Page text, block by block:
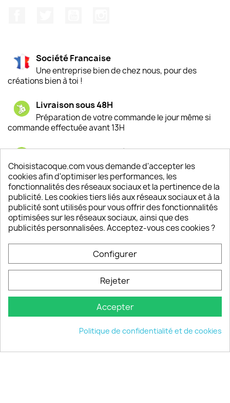
Société Francaise
Une entreprise bien de chez nous, pour des
créations bien à toi !
Livraison sous 48H
Préparation de votre commande le jour même si
commande effectuée avant 13H
Satisfaction de nos clients
Depuis 2009, entre 92% et 94% de nos clients
sont satisfaits de nos produits
Un SAV à votre écoute
Notre SAV est disponible 6/7J de 10h à 18H
keyboard_arrow_down
© 2026 - choisistacoque.com
Choisistacoque.com vous demande d'accepter les
cookies afin d'optimiser les performances, les
fonctionnalités des réseaux sociaux et la pertinence de la
publicité. Les cookies tiers liés aux réseaux sociaux et à la
publicité sont utilisés pour vous offrir des fonctionnalités
optimisées sur les réseaux sociaux, ainsi que des
publicités personnalisées. Acceptez-vous ces cookies ?
Configurer
Rejeter
Accepter
Politique de confidentialité et de cookies